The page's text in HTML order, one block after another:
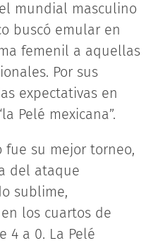
mundial masculino
buscó emular en
femenil a aquellas
Por sus
expectativas en
Pelé mexicana”.
fue su mejor torneo,
del ataque
sublime,
los cuartos de
4 a 0. La Pelé